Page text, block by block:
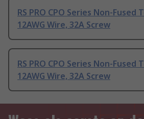
RS PRO CPO Series Non-Fused
12AWG Wire, 32A Screw
RS PRO CPO Series Non-Fused
12AWG Wire, 32A Screw